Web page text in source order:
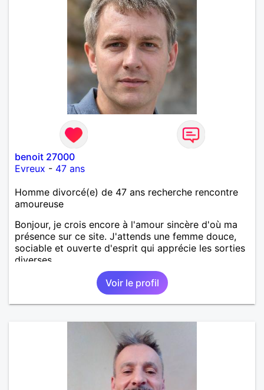
benoit 27000
Evreux - 47 ans
Homme divorcé(e) de 47 ans recherche rencontre
amoureuse
Bonjour, je crois encore à l'amour sincère d'où ma
présence sur ce site. J'attends une femme douce,
sociable et ouverte d'esprit qui apprécie les sorties
diverses.
Voir le profil